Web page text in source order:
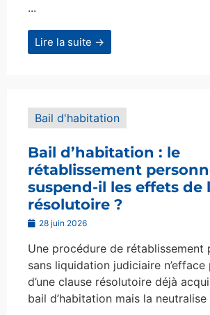
...
Lire la suite →
Bail d'habitation
Bail d’habitation : le
rétablissement
suspend-il les effets de
résolutoire ?
28 juin 2026
Une procédure de rétablissement
sans liquidation judiciaire
d’une clause résolutoire déjà
bail d’habitation mais la neutralise